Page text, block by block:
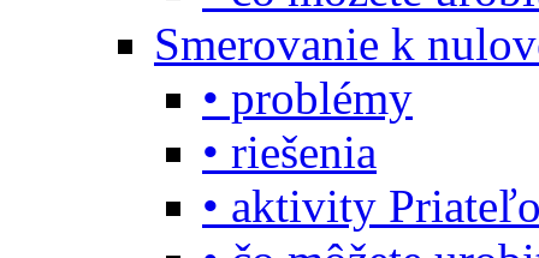
Smerovanie k
• problémy
• riešenia
• aktivity